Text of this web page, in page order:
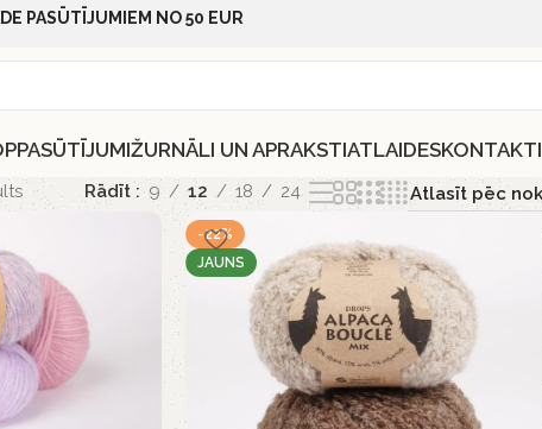
PASŪTĪJUMIEM NO 50 EUR
ŽURNĀLI UN APRAKSTIATLAIDESKONTAKTI
Rādīt 9 12 18 24
-22%
JAUNS